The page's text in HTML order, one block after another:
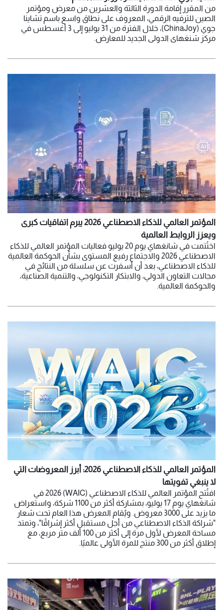
من المقرر إقامة الدورة الثالثة والعشرين من معرض ومؤتمر
الصين للترفيه الرقمي، المعروف على نطاق واسع باسم تشاينا
جوي (ChinaJoy)، خلال الفترة من 31 يوليو إلى 3 أغسطس في
مركز شنغهاي الدولي الجديد للمعارض.
المؤتمر العالمي للذكاء الاصطناعي 2026 يبرم اتفاقيات كبرى
ويعزز الروابط العالمية
اختُتمت في شانغهاي يوم 20 يوليو فعاليات المؤتمر العالمي للذكاء
الاصطناعي 2026 والاجتماع رفيع المستوى بشأن الحوكمة العالمية
للذكاء الاصطناعي، بعد أن أسفرت عن سلسلة من النتائج في
مجالات التعاون الدولي، والابتكار التكنولوجي، والتنمية الصناعية،
والحوكمة العالمية.
المؤتمر العالمي للذكاء الاصطناعي 2026: أبرز المعروضات التي
لا ينبغي تفويتها
افتُتح المؤتمر العالمي للذكاء الاصطناعي (WAIC) 2026 في
شانغهاي يوم 17 يوليو، بمشاركة أكثر من 1100 شركة، واستعراض
ما يزيد على 3000 معروض. ويُقام المعرض هذا العام تحت شعار
"شراكة الذكاء الاصطناعي من أجل مستقبل أكثر إشراقًا"، وتمتد
مساحة المعرض لأول مرة إلى أكثر من 100 ألف متر مربع، مع
إطلاق أكثر من 300 منتج للمرة الأولى عالميًا.